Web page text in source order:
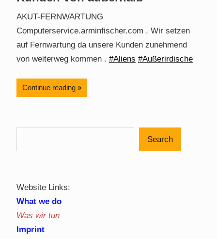
AKUT-FERNWARTUNG
Computerservice.arminfischer.com . Wir setzen
auf Fernwartung da unsere Kunden zunehmend
von weiterweg kommen . #Aliens #Außerirdische
Continue reading
Search
Website Links:
What we do
Was wir tun
Imprint